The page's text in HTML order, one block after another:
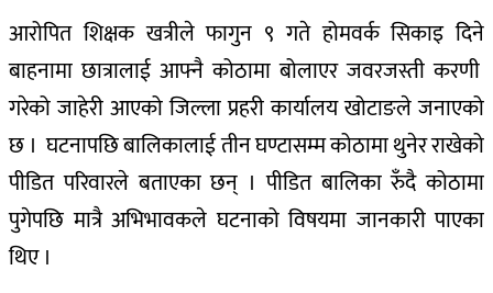
आरोपित शिक्षक खत्रीले फागुन ९ गते होमवर्क सिकाइ दिने
बाहनामा छात्रालाई आफ्नै कोठामा बोलाएर जवरजस्ती करणी
गरेको जाहेरी आएको जिल्ला प्रहरी कार्यालय खोटाङले जनाएको
छ । घटनापछि बालिकालाई तीन घण्टासम्म कोठामा थुनेर राखेको
पीडित परिवारले बताएका छन् । पीडित बालिका रुँदै कोठामा
पुगेपछि मात्रै अभिभावकले घटनाको विषयमा जानकारी पाएका
थिए ।